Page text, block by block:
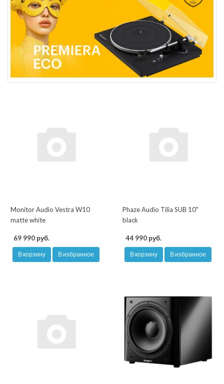
Monitor Audio Vestra W10
matte white
69 990 руб.
В корзину В избранное
Phaze Audio Tilia SUB 10"
black
44 990 руб.
В корзину В избранное